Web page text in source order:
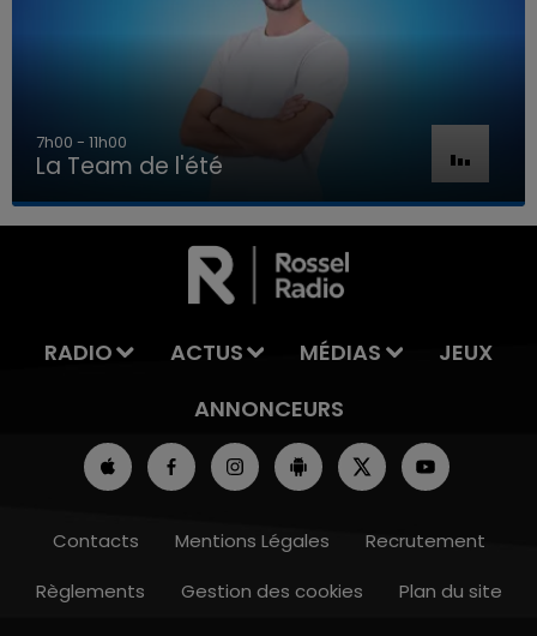
LA TEAM DE L'ÉTÉ
7h00 - 11h00
La Team de l'été
RADIO ACTUS MÉDIAS
JEUX
ANNONCEURS
Contacts Mentions Légales
Recrutement
Règlements
Gestion des cookies Plan du site